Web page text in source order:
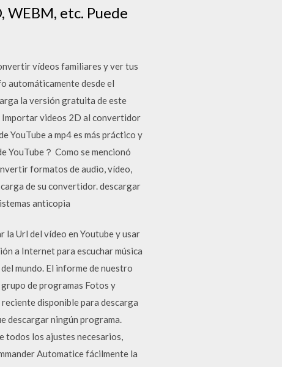
WEBM, etc. Puede
vídeos familiares y ver tus
automáticamente desde el
la versión gratuita de este
Importar videos 2D al convertidor
YouTube a mp4 es más práctico y
YouTube？ Como se mencionó
formatos de audio, vídeo,
de su convertidor. descargar
anticopia
la Url del vídeo en Youtube y usar
a Internet para escuchar música
mundo. El informe de nuestro
de programas Fotos y
disponible para descarga
descargar ningún programa.
todos los ajustes necesarios,
Automatice fácilmente la